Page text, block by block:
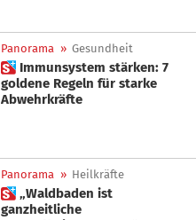
Panorama » Gesundheit
 Immunsystem stärken: 7
goldene Regeln für starke
Abwehrkräfte
Panorama » Heilkräfte
 „Waldbaden ist
ganzheitliche